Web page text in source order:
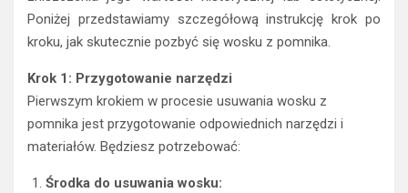
Poniżej przedstawiamy szczegółową instrukcję krok po
kroku, jak skutecznie pozbyć się wosku z pomnika.
Krok 1: Przygotowanie narzędzi
Pierwszym krokiem w procesie usuwania wosku z
pomnika jest przygotowanie odpowiednich narzędzi i
materiałów. Będziesz potrzebować:
Środka do usuwania wosku: